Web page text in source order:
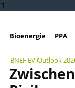
Bioenergie PPA
BNEF EV Outlook